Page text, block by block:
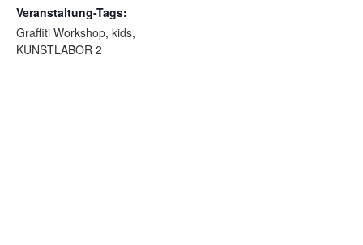
Veranstaltung-Tags:
Graffiti Workshop, kids,
KUNSTLABOR 2